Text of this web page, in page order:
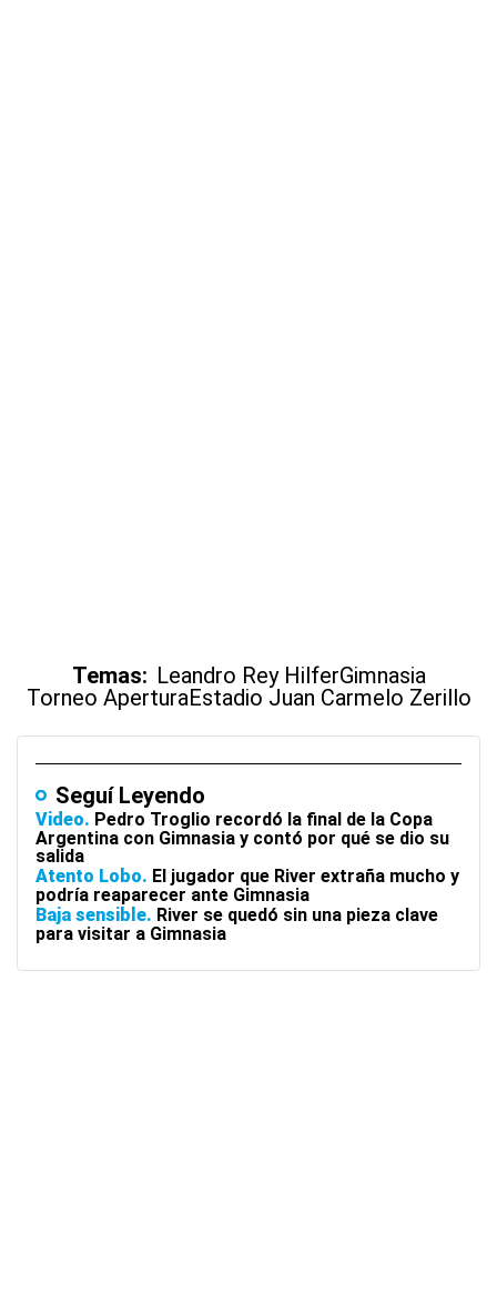
Temas: Leandro Rey HilferGimnasia
Torneo AperturaEstadio Juan Carmelo Zerillo
Seguí Leyendo
Video Pedro Troglio recordó la final de la Copa
Argentina con Gimnasia y contó por qué se dio su
salida
Atento Lobo El jugador que River extraña mucho y
podría reaparecer ante Gimnasia
Baja sensible River se quedó sin una pieza clave
para visitar a Gimnasia